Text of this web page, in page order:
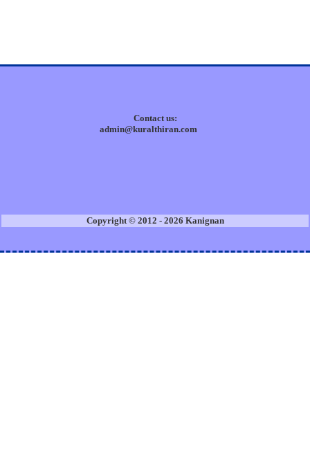
Contact us:
admin@kuralthiran.com
Copyright © 2012 - 2026 Kanignan